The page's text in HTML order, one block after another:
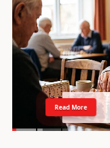
Read More